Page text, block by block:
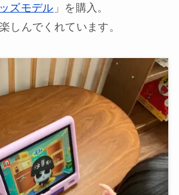
ズモデル 」を購入。
しんでくれています。